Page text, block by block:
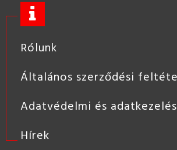
Rólunk
Általános szerződési
Adatvédelmi és
Hírek